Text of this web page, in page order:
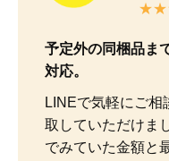
予定外の同梱品ま
対応。
LINEで気軽にご相
取していただけま
でみていた金額と